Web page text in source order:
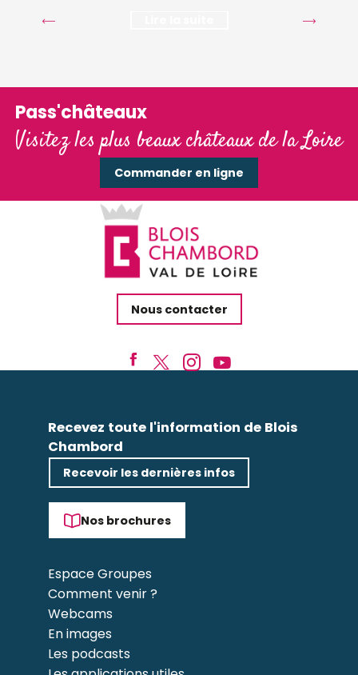
Pass'châteaux
Visitez les plus beaux châteaux de la Loire
Commander en ligne
Nous contacter
Recevez toute l'information de Blois
Chambord
Recevoir les dernières infos
Nos brochures
Espace Groupes
Comment venir ?
Webcams
En images
Les podcasts